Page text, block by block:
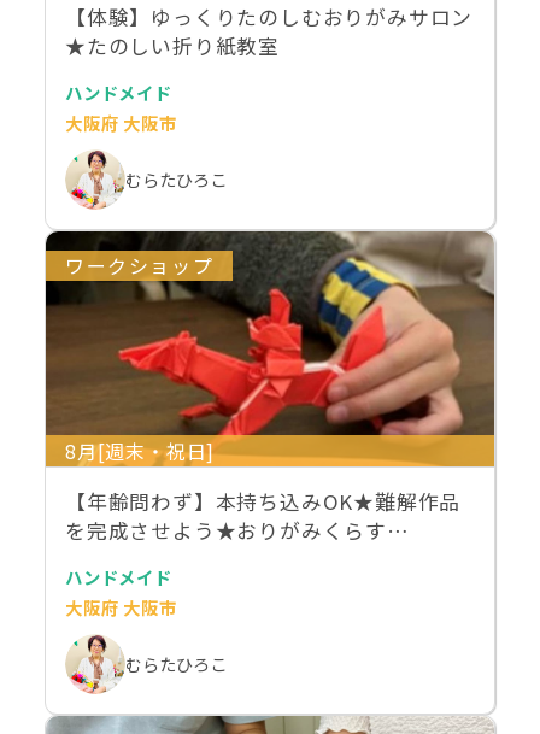
【体験】ゆっくりたのしむおりがみサロン
★たのしい折り紙教室
ハンドメイド
大阪府 大阪市
むらたひろこ
ワークショップ
8月[週末・祝日]
【年齢問わず】本持ち込みOK★難解作品
を完成させよう★おりがみくらす…
ハンドメイド
大阪府 大阪市
むらたひろこ